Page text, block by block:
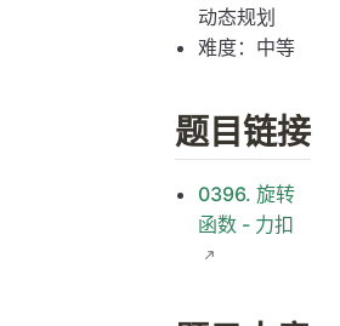
动态规划
难度：中等
题目链接
0396. 旋转
函数 - 力扣